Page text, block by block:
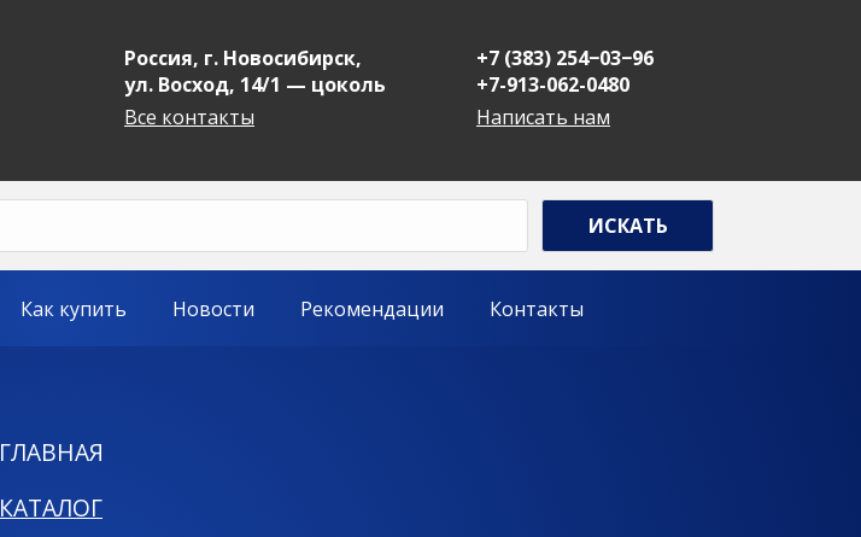
Россия, г. Новосибирск,
ул. Восход, 14/1 — цоколь
Все контакты
+7 (383) 254−03−96
+7-913-062-0480
Написать нам
Как купить Новости Рекомендации Контакты
ГЛАВНАЯ
КАТАЛОГ